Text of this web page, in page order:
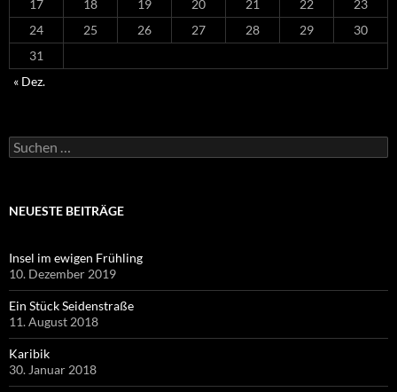
17 18 19 20 21 22
23
24
25 26 27 28 29
30
31
« Dez.
Suchen
nach:
NEUESTE BEITRÄGE
Insel im ewigen Frühling
10. Dezember 2019
Ein Stück Seidenstraße
11. August 2018
Karibik
30. Januar 2018